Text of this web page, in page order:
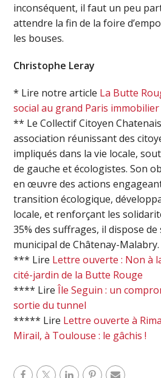
inconséquent, il faut un peu
attendre la fin de la foire
les bouses.
Christophe Leray
* Lire notre article La Butte
social au grand Paris immobilier
** Le Collectif Citoyen
association réunissant des
impliqués dans la vie locale,
de gauche et écologistes. Son
en œuvre des actions
transition écologique,
locale, et renforçant les
35% des suffrages, il dispose de
municipal de Châtenay-Malabry.
*** Lire Lettre ouverte : Non à
cité-jardin de la Butte Rouge
**** LireÎle Seguin : un
sortie du tunnel
***** Lire Lettre ouverte à
Mirail, à Toulouse : le gâchis !